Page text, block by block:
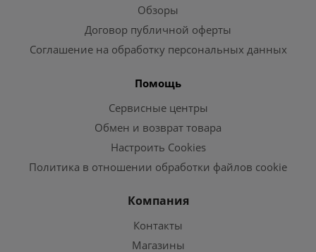
Обзоры
Договор публичной оферты
Соглашение на обработку персональных данных
Помощь
Сервисные центры
Обмен и возврат товара
Настроить Cookies
Политика в отношении обработки файлов cookie
Компания
Контакты
Магазины